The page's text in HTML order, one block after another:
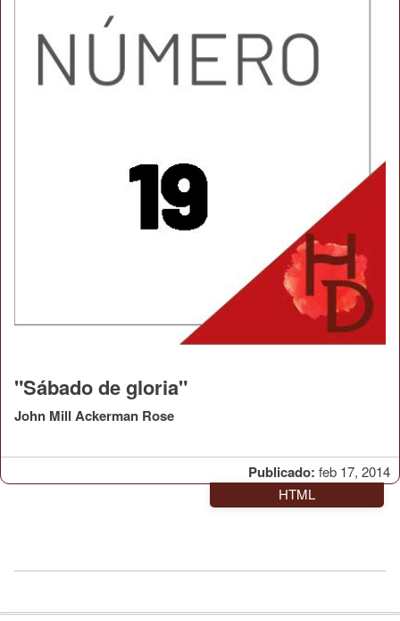
Publicado: feb 17, 2014
"Sábado de gloria"
John Mill Ackerman Rose
HTML